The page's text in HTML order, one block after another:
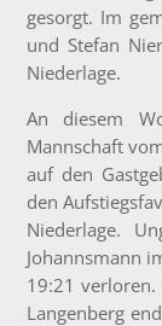
gesorgt. Im
und Stefan
Niederlage.
An diesem
Mannschaft
auf den
den
Niederlage.
Johannsmann
19:21 verloren.
Langenberg